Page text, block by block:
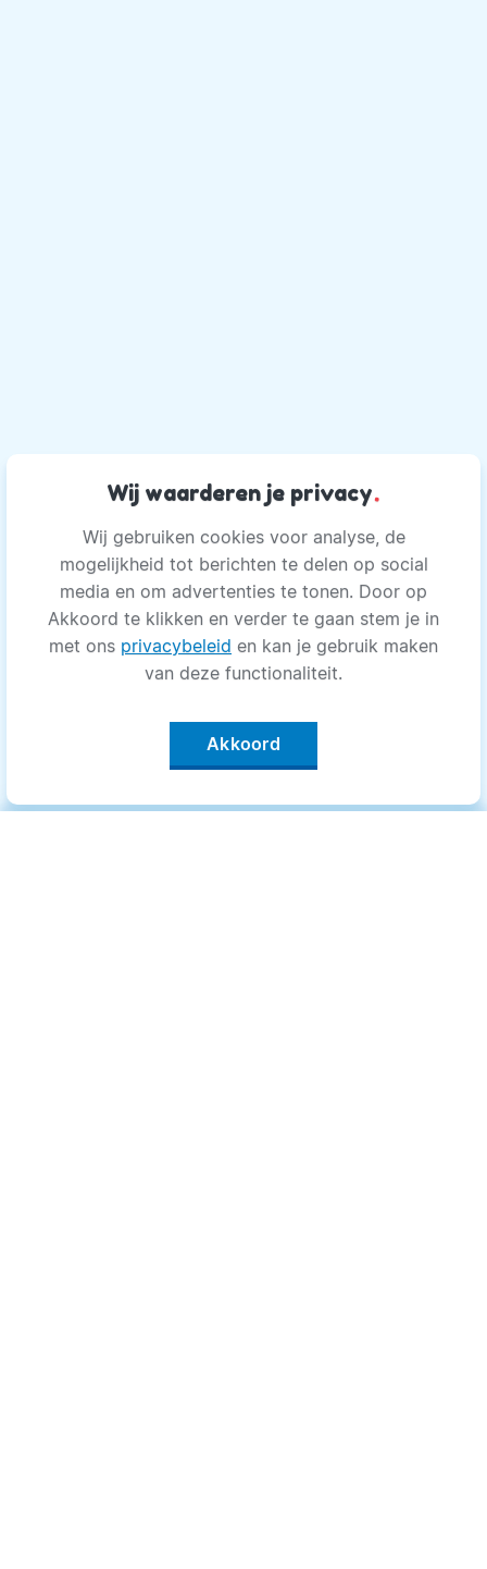
Wij waarderen je privacy.
Wij gebruiken cookies voor analyse, de
mogelijkheid tot berichten te delen op social
media en om advertenties te tonen. Door op
Akkoord te klikken en verder te gaan stem je in
met ons privacybeleid en kan je gebruik maken
van deze functionaliteit.
Akkoord